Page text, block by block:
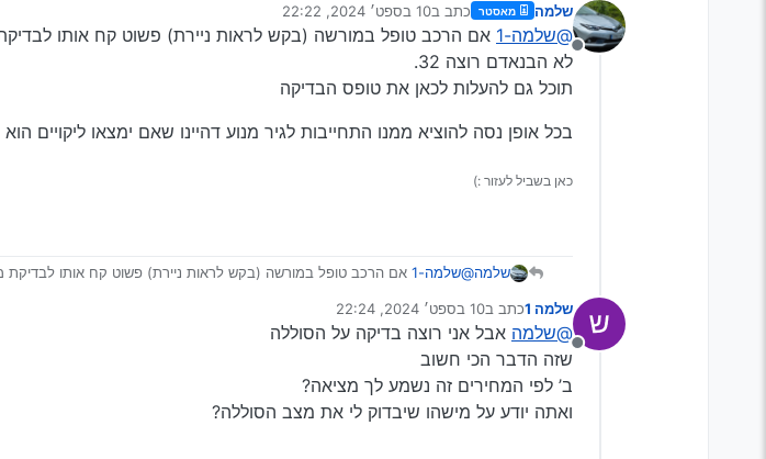
סוללה חדשה מלפני שנתיים
הוא פירסם ב35800 הורדתי אותו ל32000
א’ שווה?
ב’ אני צריך שמישהו יבדוק לי את זה הוא נמצא בכוכב יאיר
מנותק
שלמה מאסטר כתב ב10 בספט׳ 2024, 22:22
נערך לאחרונה על ידי
@שלמה-1
אם הרכב טופל במורשה (בקש לראות ניירת) פשוט קח אותו
לא הבנאדם רוצה 32.
תוכל גם להעלות לכאן את טופס הבדיקה
בכל אופן נסה להוציא ממנו התחייבות לגיר מנוע דהיינו שאם ימצאו ליקויים
כאן בשביל לעזור :)
שלמה@שלמה-1
אם הרכב טופל במורשה (בקש לראות ניירת) פשוט קח אותו לבדיקת
תוכל גם להעלות לכאן את טופס הבדיקה
בכל אופן נסה להוציא ממנו התחייבות לגיר מנוע דהיינו שאם ימצאו ליקויים הוא
מנותק
שלמה 1 כתב ב10 בספט׳ 2024, 22:24
נערך לאחרונה על ידי
@שלמה אבל אני רוצה בדיקה על הסוללה
שזה הדבר הכי חשוב
ב’ לפי המחירים זה נשמע לך מציאה?
ואתה יודע על מישהו שיבדוק לי את מצב הסוללה?